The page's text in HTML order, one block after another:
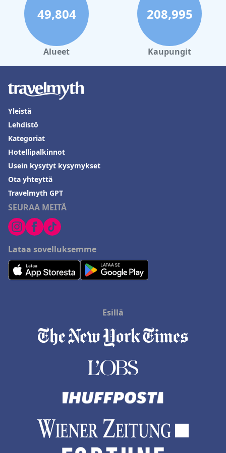
49,804
Alueet
208,995
Kaupungit
SEURAA MEITÄ
Lataa sovelluksemme
Yleistä
Lehdistö
Kategoriat
Hotellipalkinnot
Usein kysytyt kysymykset
Ota yhteyttä
Travelmyth GPT
Esillä